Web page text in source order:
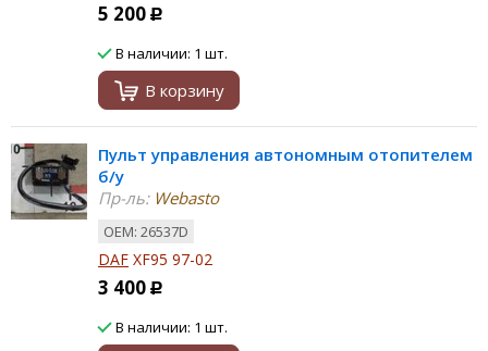
5 200 Р
В наличии: 1 шт.
В корзину
Пульт управления автономным отопителем
б/у
Пр-ль:Webasto
ОЕМ: 26537D
DAF XF95 97-02
3 400 Р
В наличии: 1 шт.